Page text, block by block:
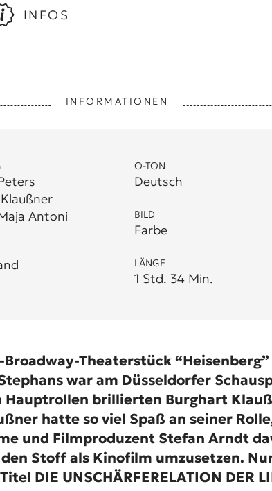
INFOS
INFORMATIONEN
Antoni
O-TON
Deutsch
BILD
Farbe
LÄNGE
1 Std. 34 Min.
Theaterstück
war am Düsseldorfer
Hauptrollen brillierten Burghart
hatte so viel Spaß an seiner
und Filmproduzent Stefan Arndt
Stoff als Kinofilm umzusetzen.
DIE UNSCHÄRFERELATION DER